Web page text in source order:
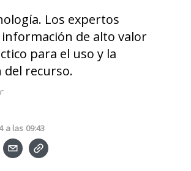
Los expertos
de alto valor
para el uso y la
del recurso.
a las 09:43